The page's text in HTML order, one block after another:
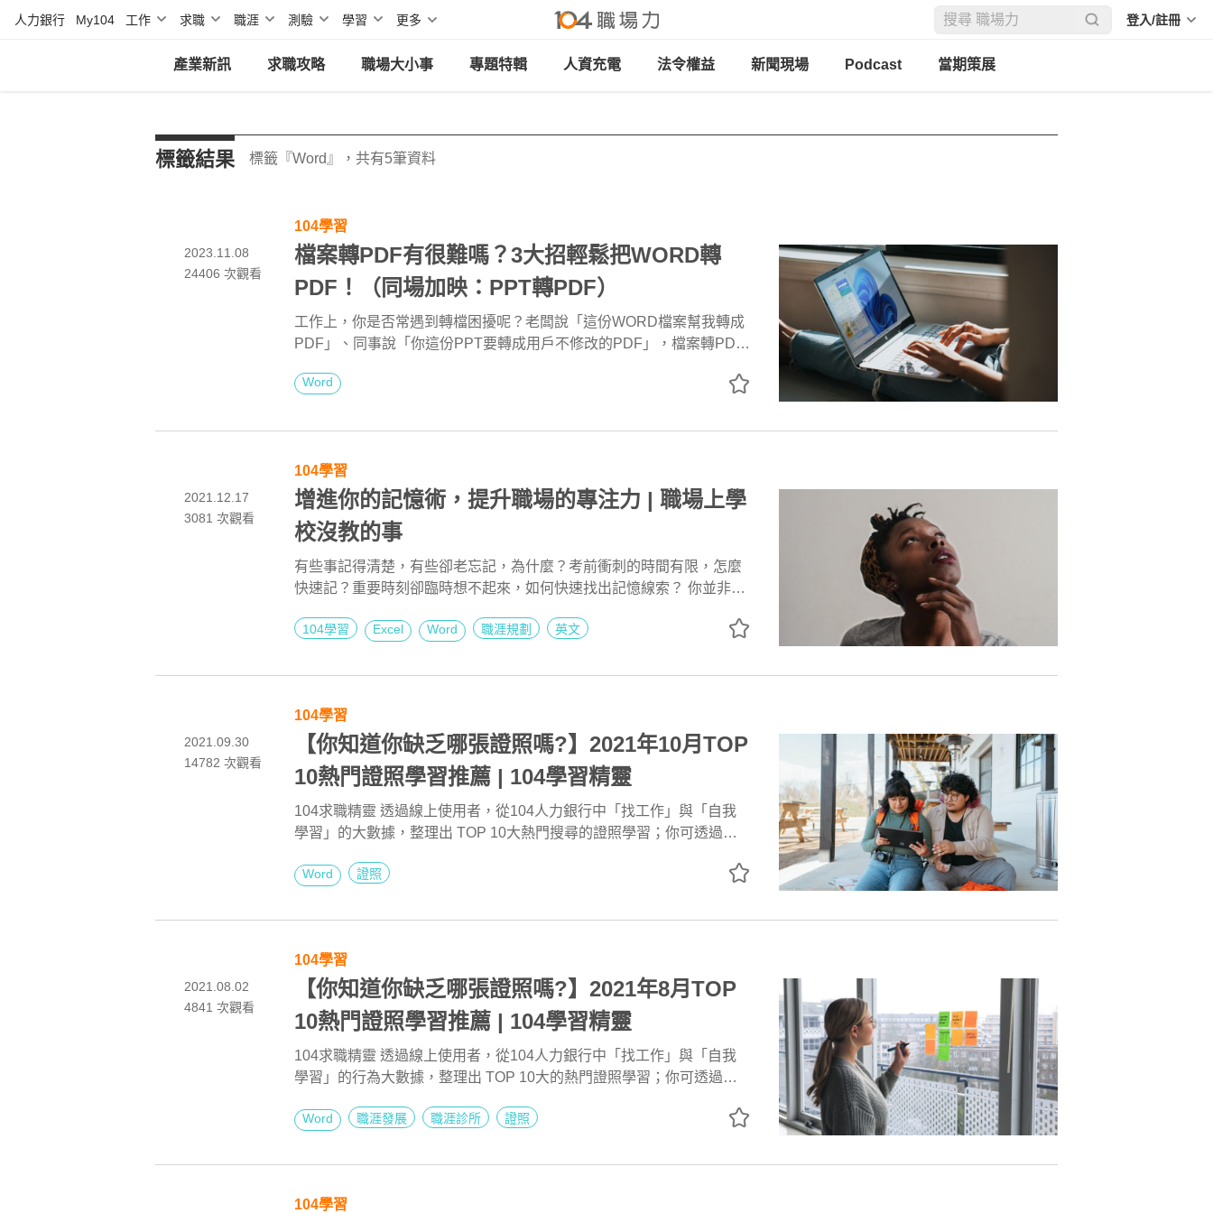
人力銀行 My104 工作 求職 職涯 測驗 學習 更多 登入/註冊
產業新訊 求職攻略 職場大小事 專題特輯 人資充電 法令權益 新聞現場 Podcast 當期策展
標籤結果 標籤『Word』，共有5筆資料
2023.11.08
24406 次觀看
104學習
檔案轉PDF有很難嗎？3大招輕鬆把WORD轉
PDF！（同場加映：PPT轉PDF）
工作上，你是否常遇到轉檔困擾呢？老闆說「這份WORD檔案幫我轉成
PDF」、同事說「你這份PPT要轉成用戶不修改的PDF」，檔案轉PDF
用擔心，《104職場力》幫大家整理3種PDF轉檔方式，以及常見QA，
Word
2021.12.17
3081 次觀看
104學習
增進你的記憶術，提升職場的專注力 | 職場上學
校沒教的事
有些事記得清楚，有些卻老忘記，為什麼？考前衝刺的時間有限，怎麼
快速記？重要時刻卻臨時想不起來，如何快速找出記憶線索？ 你並非頭
104學習 Excel Word 職涯規劃 英文
2021.09.30
14782 次觀看
104學習
【你知道你缺乏哪張證照嗎?】2021年10月TOP
10熱門證照學習推薦 | 104學習精靈
104求職精靈 透過線上使用者，從104人力銀行中「找工作」與「自我
學習」的大數據，整理出 TOP 10大熱門搜尋的證照學習；你可透過熱
加強職場競爭力，打造屬於你的職涯藍圖。
Word 證照
2021.08.02
4841 次觀看
104學習
【你知道你缺乏哪張證照嗎?】2021年8月TOP
10熱門證照學習推薦 | 104學習精靈
104求職精靈 透過線上使用者，從104人力銀行中「找工作」與「自我
學習」的行為大數據，整理出 TOP 10大的熱門證照學習；你可透過這
強職場競爭力，打造屬於你的職涯發展。
Word 職涯發展 職涯診所 證照
104學習